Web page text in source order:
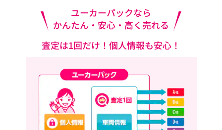
ユーカーパックなら
かんたん・安心・高く売れる
査定は1回だけ！個人情報も安心！